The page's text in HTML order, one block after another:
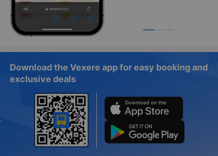
Download the Vexere app for easy booking and
exclusive deals